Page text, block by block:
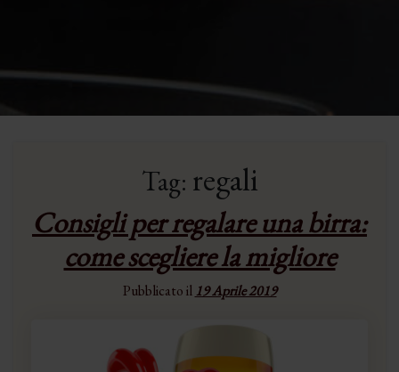
Tag: regali
Consigli per regalare una birra:
come scegliere la migliore
Pubblicato il 19 Aprile 2019